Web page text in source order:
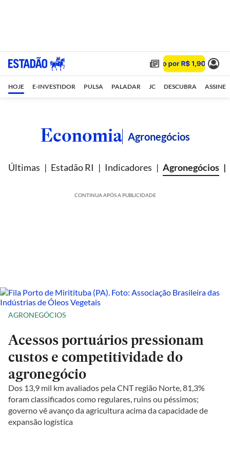
HOJE E-INVESTIDOR PULSA PALADAR JC DESCUBRA ASSINE
Economia Agronegócios
Últimas Estadão RI Indicadores Agronegócios
CONTINUA APÓS A PUBLICIDADE
AGRONEGÓCIOS
Acessos portuários pressionam
custos e competitividade do
agronegócio
Dos 13,9 mil km avaliados pela CNT região Norte, 81,3%
foram classificados como regulares, ruins ou péssimos;
governo vê avanço da agricultura acima da capacidade de
expansão logística